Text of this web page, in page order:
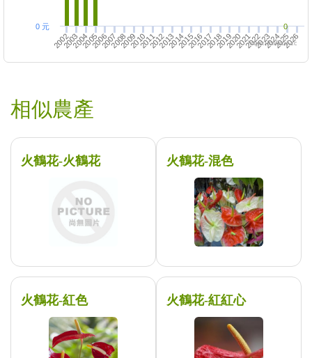
2002200320042005200620072008200920102011201220132014201520162017201820192020202120222023202420252026
0 元 0
https://twfood.cc
相似農產
火鶴花-火鶴花 火鶴花-混色
火鶴花-紅色 火鶴花-紅紅心